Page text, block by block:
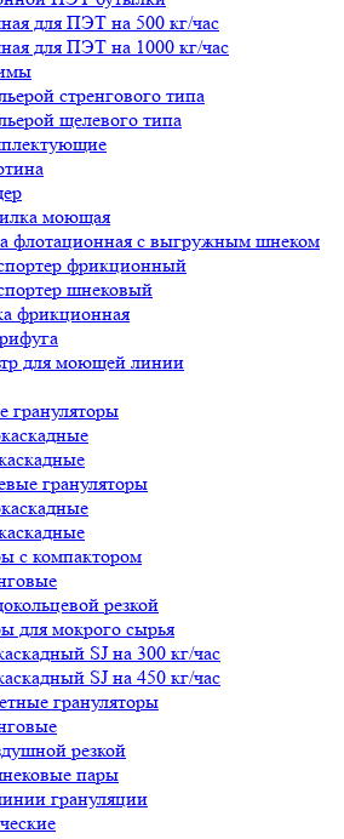
для ПЭТ на 500 кг/час
для ПЭТ на 1000 кг/час
стренгового типа
щелевого типа
моющая
флотационная с выгружным шнеком
фрикционный
шнековый
фрикционная
для моющей линии
грануляторы
грануляторы
с компактором
резкой
для мокрого сырья
SJ на 300 кг/час
SJ на 450 кг/час
грануляторы
резкой
пары
грануляции